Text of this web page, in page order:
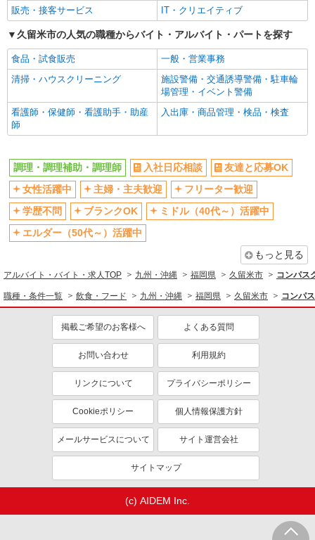
販売・接客サービス
IT・クリエイティブ
久留米市の人気の職種からバイト・アルバイト・パートを探す
食品・試食販売
一般・営業事務
清掃・ハウスクリーニング
施設警備・交通誘導警備・駐車輪
場管理・イベント警備
看護師・保健師・看護助手・助産
師
入出庫・商品管理・検品・検査
調理・調理補助・調理師 入社日応相談
友達と応募OK
女性活躍中
主婦・主夫歓迎
フリーター歓迎
学歴不問
ブランクOK
ミドル（40代～）活躍中
エルダー（50代～）活躍中
もっと見る
アルバイト・バイト・求人TOP 九州・沖縄 福岡県 久留米市 コンパス
職種・条件一覧 飲食・フード 九州・沖縄 福岡県 久留米市 コンパ
掲載ご希望のお客様へ よくある質問
お問い合わせ 利用規約
リンクについて プライバシーポリシー
Cookieポリシー 個人情報保護方針
メールサービスについて サイト運営会社
サイトマップ
(c) AIDEM Inc.